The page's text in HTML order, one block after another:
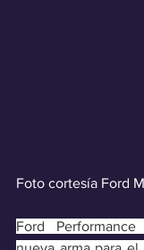
Foto cortesía Ford
Ford